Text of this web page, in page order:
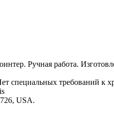
Ручная работа.
специальных требований к
USA.